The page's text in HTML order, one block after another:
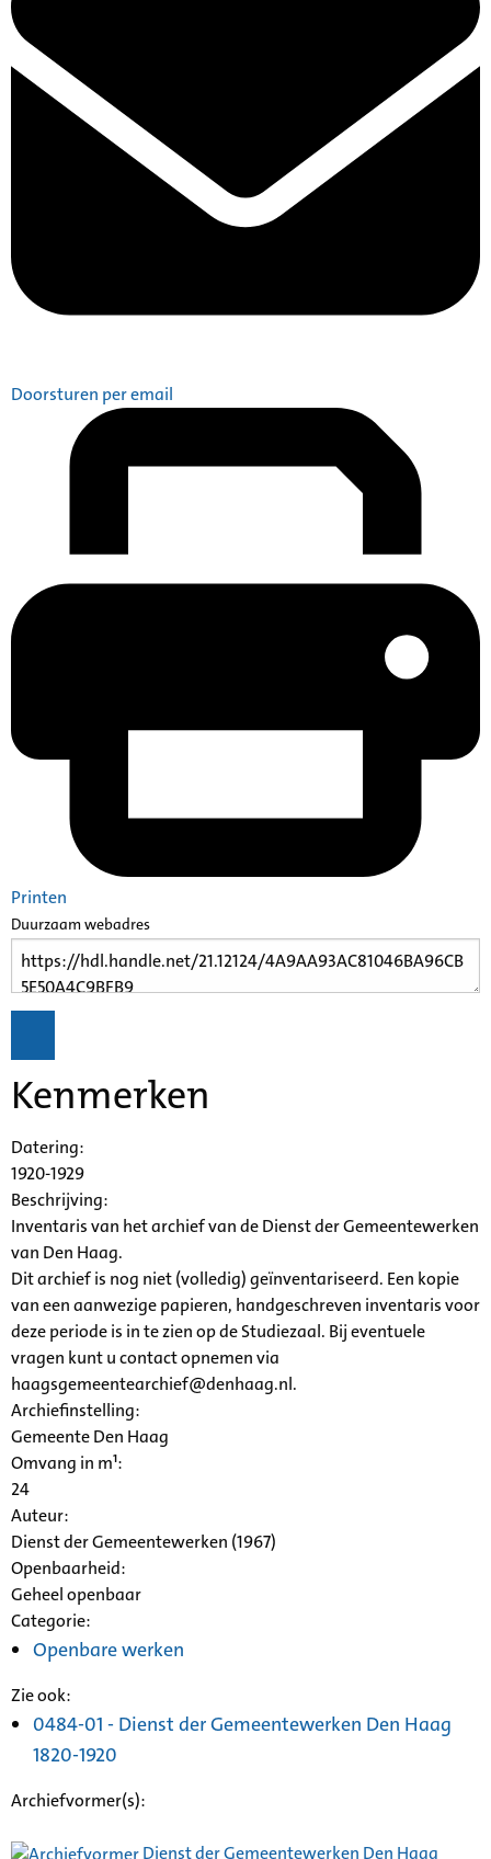
Doorsturen per email
Printen
Duurzaam webadres
Kenmerken
Datering:
1920-1929
Beschrijving:
Inventaris van het archief van de Dienst der Gemeentewerken
van Den Haag.
Dit archief is nog niet (volledig) geïnventariseerd. Een kopie
van een aanwezige papieren, handgeschreven inventaris voor
deze periode is in te zien op de Studiezaal. Bij eventuele
vragen kunt u contact opnemen via
haagsgemeentearchief@denhaag.nl.
Archiefinstelling:
Gemeente Den Haag
Omvang in m¹:
24
Auteur:
Dienst der Gemeentewerken (1967)
Openbaarheid:
Geheel openbaar
Categorie:
Openbare werken
Zie ook:
0484-01 - Dienst der Gemeentewerken Den Haag
1820-1920
Archiefvormer(s):
Dienst der Gemeentewerken Den Haag